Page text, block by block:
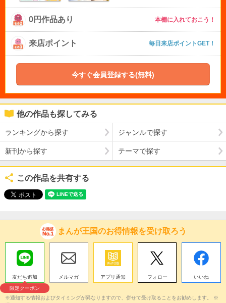
0円作品あり 本棚に入れておこう！
来店ポイント 毎日来店ポイントGET！
今すぐ会員登録する(無料)
他の作品も探してみる
ランキングから探す ジャンルで探す
新刊から探す テーマで探す
この作品を共有する
まんが王国のお得情報を受け取ろう
友だち追加
限定クーポン
メルマガ アプリ通知 フォロー いいね
※通知する情報およびタイミングが異なりますので、併せて受け取ることをお勧めします。 ※